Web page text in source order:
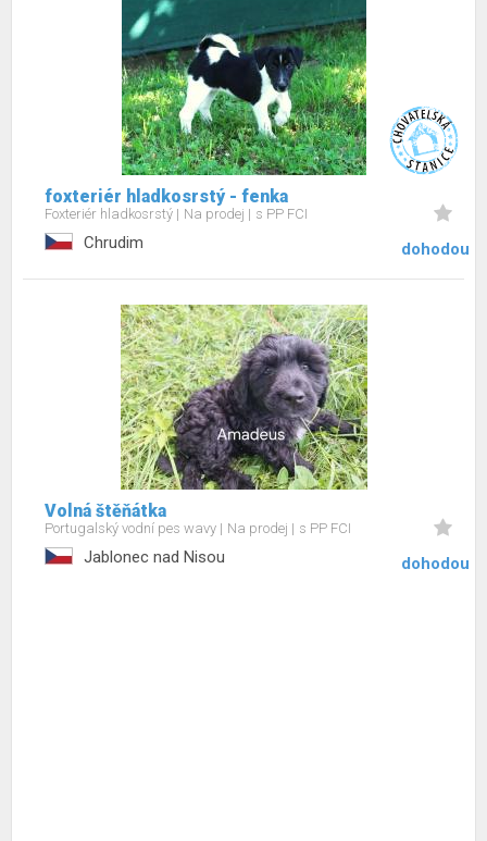
foxteriér hladkosrstý - fenka
Foxteriér hladkosrstý Na prodej s PP FCI
Chrudim dohodou
Volná štěňátka
Portugalský vodní pes wavy Na prodej s PP FCI
Jablonec nad Nisou dohodou